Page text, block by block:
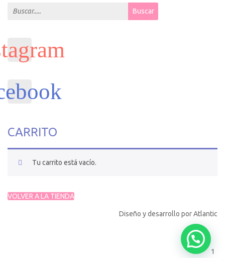
Search for: Buscar
CARRITO
Tu carrito está vacío.
VOLVER A LA TIENDA
Diseño y desarrollo porAtlantic
1